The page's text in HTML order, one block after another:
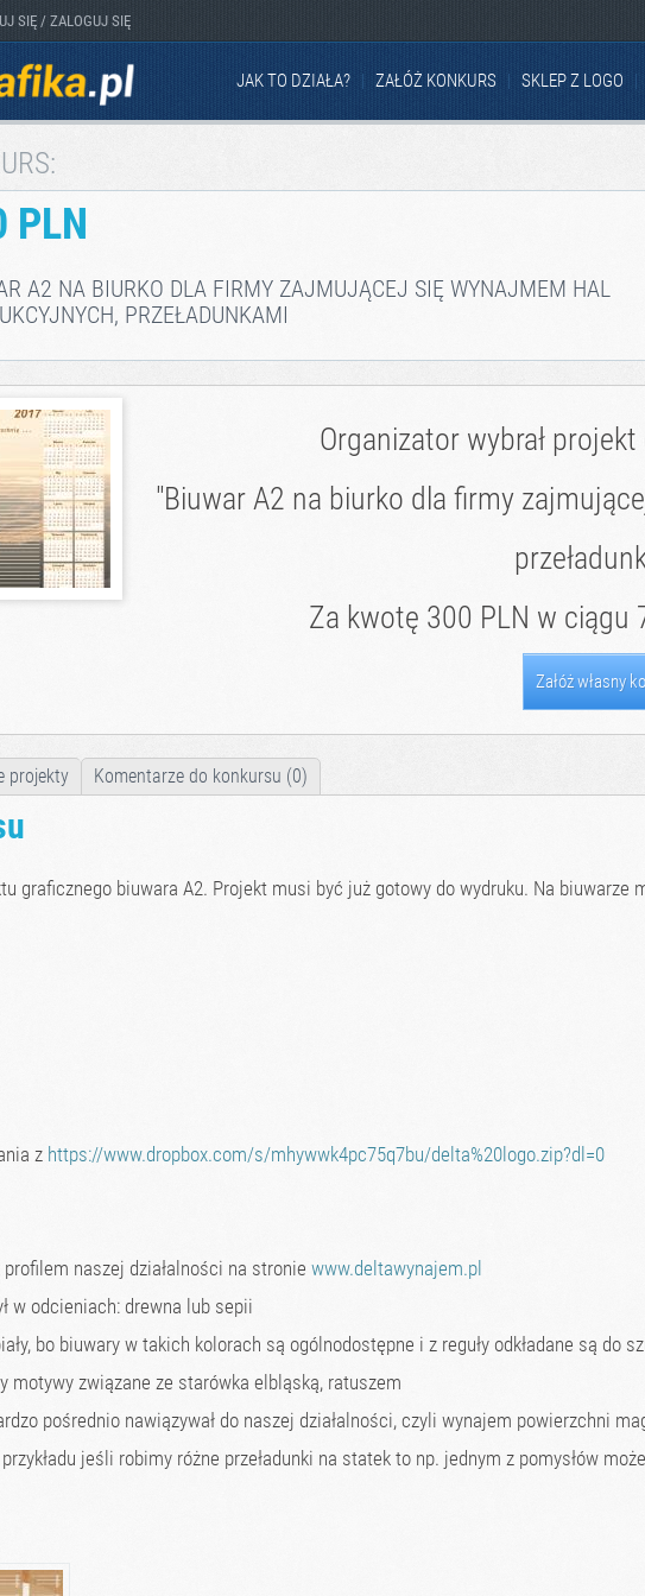
SIĘ / ZALOGUJ SIĘ
JAK TO DZIAŁA? ZAŁÓŻ KONKURS SKLEP Z LOGO
PLN
A2 NA BIURKO DLA FIRMY ZAJMUJĄCEJ SIĘ WYNAJMEM HAL
PRZEŁADUNKAMI
Organizator wybrał
"Biuwar A2 na biurko dla firmy
Za kwotę 300 PLN w ciągu
Załóż własny
projekty Komentarze do konkursu (0)
graficznego biuwara A2. Projekt musi być już gotowy do wydruku. Na biuwarze
z https://www.dropbox.com/s/mhywwk4pc75q7bu/delta%20logo.zip?dl=0
naszej działalności na stronie www.deltawynajem.pl
w odcieniach: drewna lub sepii
bo biuwary w takich kolorach są ogólnodostępne i z reguły odkładane są do
motywy związane ze starówka elbląską, ratuszem
pośrednio nawiązywał do naszej działalności, czyli wynajem powierzchni
jeśli robimy różne przeładunki na statek to np. jednym z pomysłów